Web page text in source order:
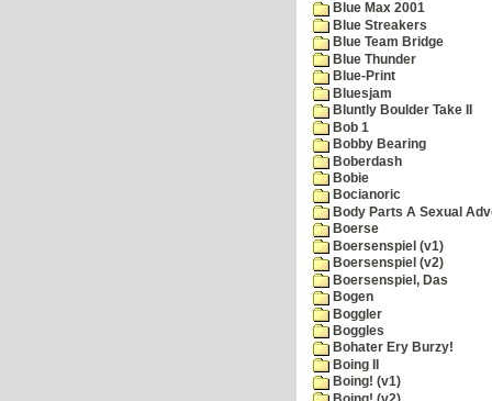
Blue Max 2001
Blue Streakers
Blue Team Bridge
Blue Thunder
Blue-Print
Bluesjam
Bluntly Boulder Take II
Bob 1
Bobby Bearing
Boberdash
Bobie
Bocianoric
Body Parts A Sexual
Boerse
Boersenspiel (v1)
Boersenspiel (v2)
Boersenspiel, Das
Bogen
Boggler
Boggles
Bohater Ery Burzy!
Boing II
Boing! (v1)